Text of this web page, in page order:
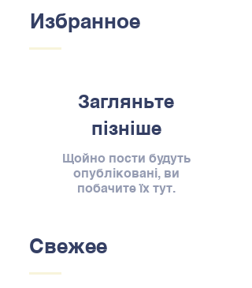
Избранное
Загляньте
пізніше
Щойно пости будуть
опубліковані, ви
побачите їх тут.
Свежее